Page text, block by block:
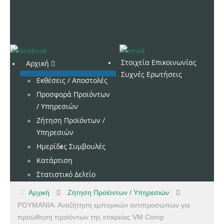
Αρχική
Εκθέσεις / Αποστολές
Προσφορά Προϊόντων
/ Υπηρεσιών
Ζήτηση Προϊόντων /
Υπηρεσιών
Ημερίδες Συμβουλές
Κατάρτιση
Στατιστικό Δελτίο
Στοιχεία Επικοινωνίας
Συχνές Ερωτήσεις
Αρχική
Ζήτηση Προϊόντων / Υπηρεσιών
ΡΟΥΜΑΝΙΑ: Αναζήτηση εμπορικών αντιπροσώπων για
προώθηση προϊόντων της εταιρείας VM Comp